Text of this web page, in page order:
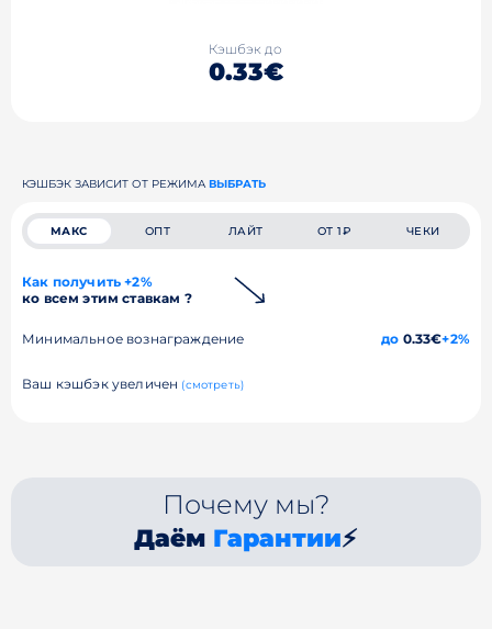
Кэшбэк до
0.33€
КЭШБЭК ЗАВИСИТ ОТ РЕЖИМА ВЫБРАТЬ
МАКС ОПТ ЛАЙТ ОТ 1₽ ЧЕКИ
Как получить +2%
ко всем этим ставкам ?
Минимальное вознаграждение до 0.33€+2%
Ваш кэшбэк увеличен (смотреть)
Почему мы?
Даём Гарантии⚡